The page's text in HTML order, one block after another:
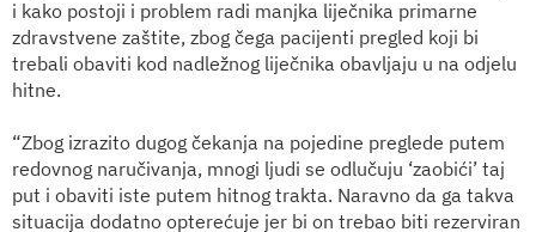
i kako postoji i problem radi manjka liječnika primarne
zdravstvene zaštite, zbog čega pacijenti pregled koji bi
trebali obaviti kod nadležnog liječnika obavljaju u na odjelu
hitne.
“Zbog izrazito dugog čekanja na pojedine preglede putem
redovnog naručivanja, mnogi ljudi se odlučuju ‘zaobići’ taj
put i obaviti iste putem hitnog trakta. Naravno da ga takva
situacija dodatno opterećuje jer bi on trebao biti rezerviran